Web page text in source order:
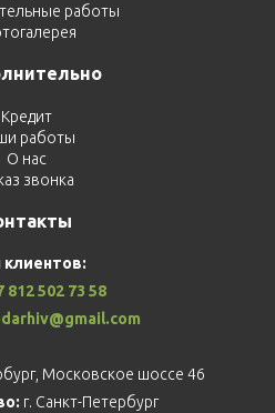
работы
Кредит
работы
О нас
звонка
812 502 73 58
Московское шоссе 46
г. Санкт-Петербург